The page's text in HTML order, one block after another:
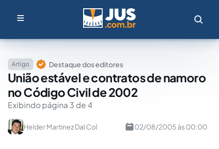
Artigo Destaque dos editores
União estável e contratos de namoro
no Código Civil de 2002
Exibindo página 3 de 4
Helder Martinez Dal Col 02/08/2005 às 00:00